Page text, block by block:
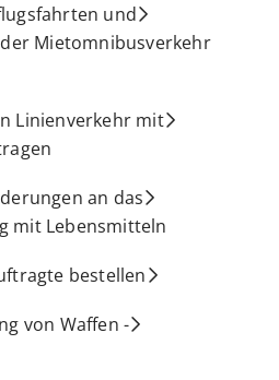
und
Mietomnibusverkehr
Linienverkehr mit
an das
mit Lebensmitteln
bestellen
von Waffen -